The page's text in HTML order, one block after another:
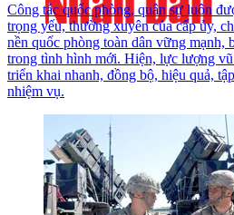
Công tác quốc phòng, quân sự luôn
trọng yếu, thường xuyên của cấp ủy,
nền quốc phòng toàn dân vững mạnh,
trong tình hình mới. Hiện, lực lượng
triển khai nhanh, đồng bộ, hiệu quả,
nhiệm vụ.